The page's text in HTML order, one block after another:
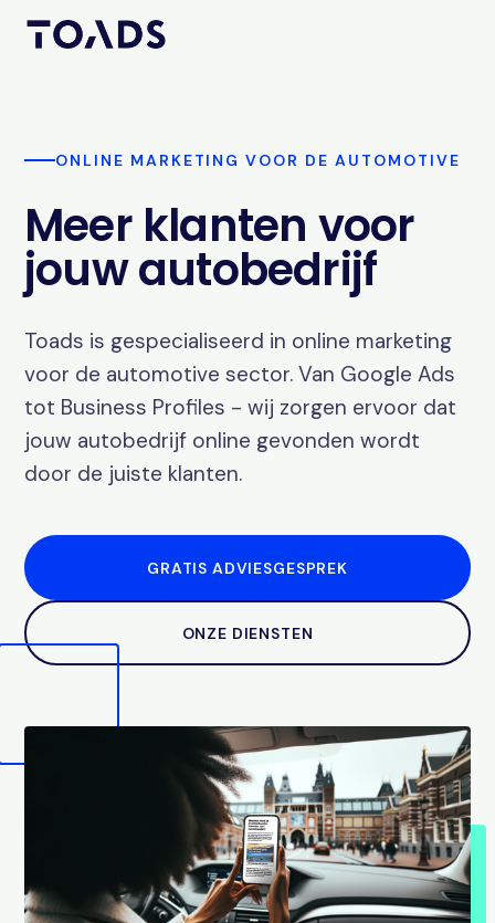
ONLINE MARKETING VOOR DE AUTOMOTIVE
Meer klanten voor
jouw autobedrijf
Toads is gespecialiseerd in online marketing
voor de automotive sector. Van Google Ads
tot Business Profiles - wij zorgen ervoor dat
jouw autobedrijf online gevonden wordt
door de juiste klanten.
GRATIS ADVIESGESPREK
ONZE DIENSTEN